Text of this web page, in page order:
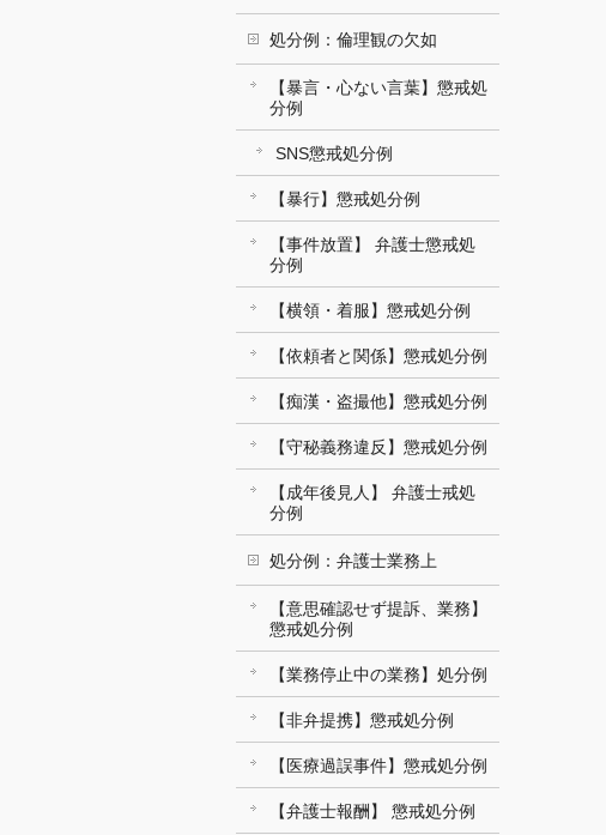
処分例：倫理観の欠如
【暴言・心ない言葉】懲戒処
分例
SNS懲戒処分例
【暴行】懲戒処分例
【事件放置】 弁護士懲戒処
分例
【横領・着服】懲戒処分例
【依頼者と関係】懲戒処分例
【痴漢・盗撮他】懲戒処分例
【守秘義務違反】懲戒処分例
【成年後見人】 弁護士戒処
分例
処分例：弁護士業務上
【意思確認せず提訴、業務】
懲戒処分例
【業務停止中の業務】処分例
【非弁提携】懲戒処分例
【医療過誤事件】懲戒処分例
【弁護士報酬】 懲戒処分例